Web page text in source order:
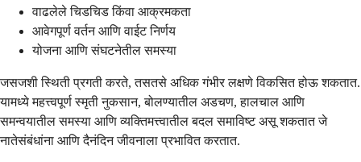
वाढलेले चिडचिड किंवा आक्रमकता
आवेगपूर्ण वर्तन आणि वाईट निर्णय
योजना आणि संघटनेतील समस्या
जसजशी स्थिती प्रगती करते, तसतसे अधिक गंभीर लक्षणे विकसित होऊ शकतात.
यामध्ये महत्त्वपूर्ण स्मृती नुकसान, बोलण्यातील अडचण, हालचाल आणि
समन्वयातील समस्या आणि व्यक्तिमत्त्वातील बदल समाविष्ट असू शकतात जे
नातेसंबंधांना आणि दैनंदिन जीवनाला प्रभावित करतात.